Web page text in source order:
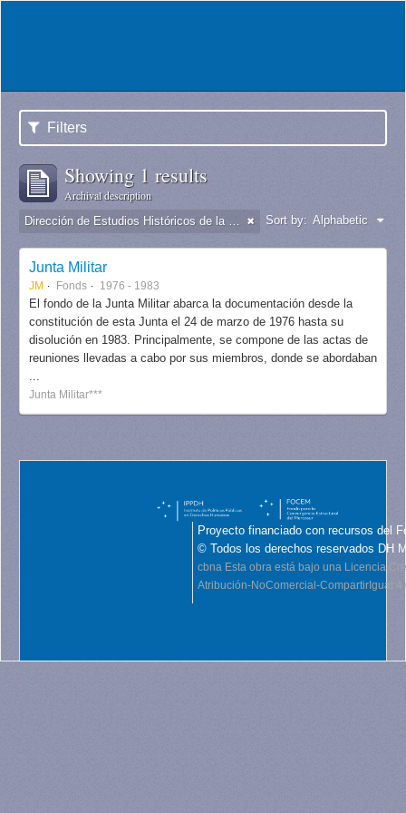
Filters
Showing 1 results
Archival description
Dirección de Estudios Históricos de la Fuerza Aérea Sort by: Alphabetic
Junta Militar
JM Fonds 1976 - 1983
El fondo de la Junta Militar abarca la documentación desde la
constitución de esta Junta el 24 de marzo de 1976 hasta su
disolución en 1983. Principalmente, se compone de las actas de
reuniones llevadas a cabo por sus miembros, donde se abordaban
...
Junta Militar***
Proyecto financiado con recursos del
© Todos los derechos reservados DH
cbna Esta obra está bajo una Licencia
Atribución-NoComercial-CompartirIgual